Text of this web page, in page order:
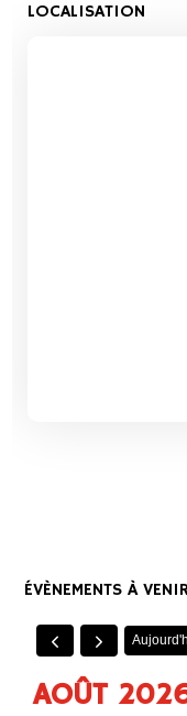
LOCALISATION
ÉVÈNEMENTS À
AOÛT